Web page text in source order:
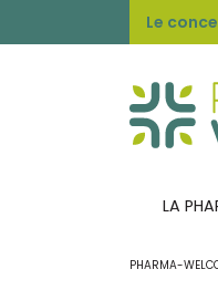
Le
LA
PHARMA-